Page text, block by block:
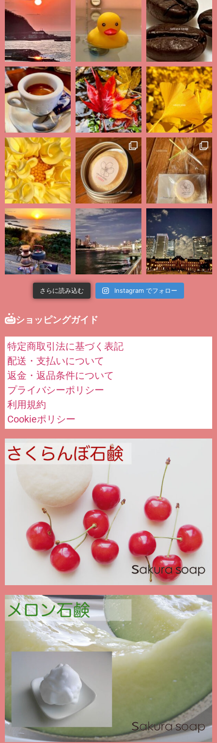
さらに読み込む Instagram でフォロー
ショッピングガイド
特定商取引法に基づく表記
配送・支払いについて
返金・返品条件について
プライバシーポリシー
利用規約
Cookieポリシー